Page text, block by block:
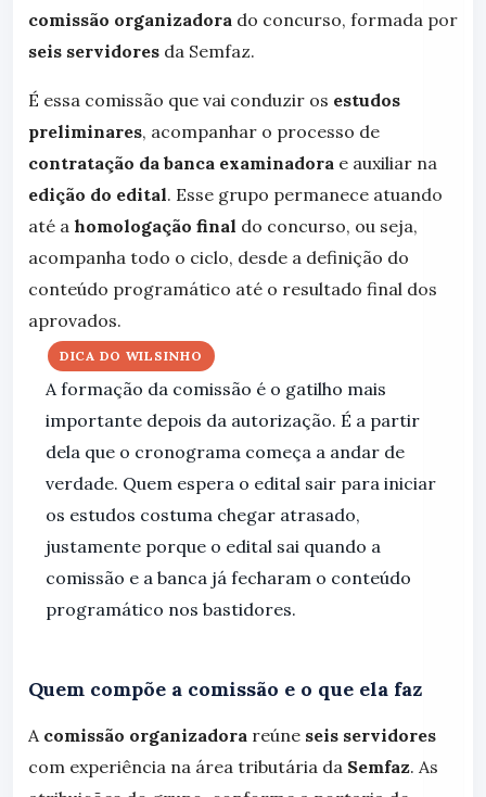
comissão organizadora do concurso, formada por
seis servidores da Semfaz.
É essa comissão que vai conduzir os estudos
preliminares, acompanhar o processo de
contratação da banca examinadora e auxiliar na
edição do edital. Esse grupo permanece atuando
até a homologação final do concurso, ou seja,
acompanha todo o ciclo, desde a definição do
conteúdo programático até o resultado final dos
aprovados.
DICA DO WILSINHO
A formação da comissão é o gatilho mais
importante depois da autorização. É a partir
dela que o cronograma começa a andar de
verdade. Quem espera o edital sair para iniciar
os estudos costuma chegar atrasado,
justamente porque o edital sai quando a
comissão e a banca já fecharam o conteúdo
programático nos bastidores.
Quem compõe a comissão e o que ela faz
A comissão organizadora reúne seis servidores
com experiência na área tributária da Semfaz. As